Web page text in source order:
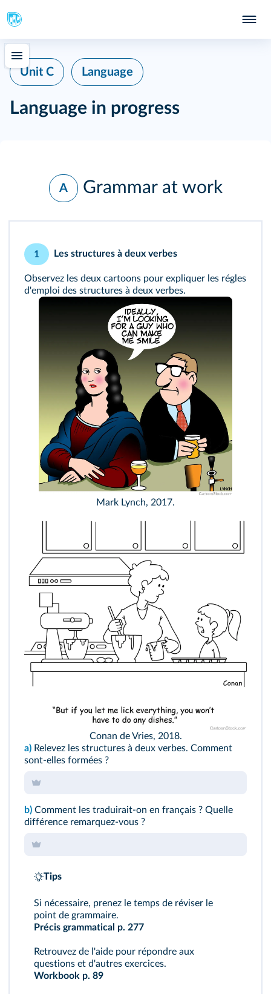
Unit C Language
Language in progress
A Grammar at work
1 Les structures à deux verbes
Observez les deux cartoons pour expliquer les régles
d'emploi des structures à deux verbes.
Mark Lynch, 2017.
Conan de Vries, 2018.
a) Relevez les structures à deux verbes. Comment
sont‑elles formées ?
b) Comment les traduirait-on en français ? Quelle
différence remarquez‑vous ?
Tips
Si nécessaire, prenez le temps de réviser le
point de grammaire.
Précis grammatical p. 277
Retrouvez de l'aide pour répondre aux
questions et d'autres exercices.
Workbook p. 89